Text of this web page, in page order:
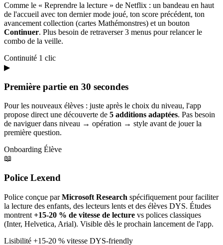
Comme le « Reprendre la lecture » de Netflix : un bandeau en haut
de l'accueil avec ton dernier mode joué, ton score précédent, ton
avancement collection (cartes Mathémonstres) et un bouton
Continuer. Plus besoin de retraverser 3 menus pour relancer le
combo de la veille.
Continuité 1 clic
▶
Première partie en 30 secondes
Pour les nouveaux élèves : juste après le choix du niveau, l'app
propose direct une découverte de 5 additions adaptées. Pas besoin
de naviguer dans niveau → opération → style avant de jouer la
première question.
Onboarding Élève
📖
Police Lexend
Police conçue parMicrosoft Research spécifiquement pour faciliter
la lecture des enfants, des lecteurs lents et des élèves DYS. Études
montrent +15-20 % de vitesse de lecture vs polices classiques
(Inter, Helvetica, Arial). Visible dès le prochain lancement de l'app.
Lisibilité +15-20 % vitesse DYS-friendly